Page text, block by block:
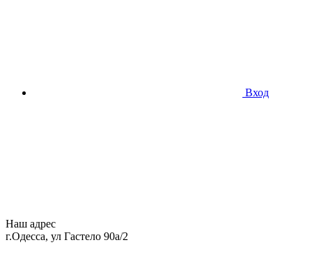
Вход
Наш адрес
г.Одесса, ул Гастело 90а/2